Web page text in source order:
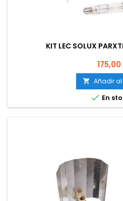
KIT LEC SOLUX
Precio
 Añadir
 En